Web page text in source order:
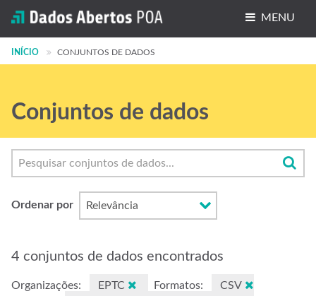
MENU
Conjuntos de dados
Grupos
Sobre
INÍCIO CONJUNTOS DE DADOS
Conjuntos de dados
Ordenar por
4 conjuntos de dados encontrados
Organizações: EPTC Formatos:
CSV